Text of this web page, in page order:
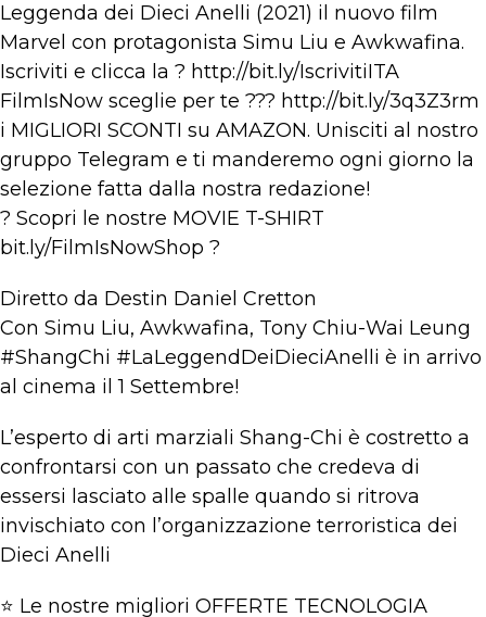
Leggenda dei Dieci Anelli (2021) il nuovo film
Marvel con protagonista Simu Liu e Awkwafina.
Iscriviti e clicca la ? http://bit.ly/IscrivitiITA​
FilmIsNow sceglie per te ??? http://bit.ly/3q3Z3rm​​
i MIGLIORI SCONTI su AMAZON. Unisciti al nostro
gruppo Telegram e ti manderemo ogni giorno la
selezione fatta dalla nostra redazione!
? Scopri le nostre MOVIE T-SHIRT
bit.ly/FilmIsNowShop​ ?
Diretto da Destin Daniel Cretton
Con Simu Liu, Awkwafina, Tony Chiu-Wai Leung
#ShangChi #LaLeggendDeiDieciAnelli è in arrivo
al cinema il 1 Settembre!
L’esperto di arti marziali Shang-Chi è costretto a
confrontarsi con un passato che credeva di
essersi lasciato alle spalle quando si ritrova
invischiato con l’organizzazione terroristica dei
Dieci Anelli
⭐ Le nostre migliori OFFERTE TECNOLOGIA